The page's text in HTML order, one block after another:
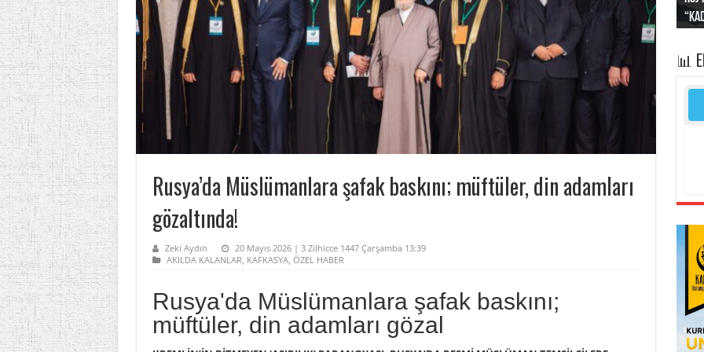
Rusya’da Müslümanlara şafak baskını; müftüler, din adamları
gözaltında!
Zeki Aydın
20 Mayıs 2026 | 3 Zilhicce 1447 Çarşamba 13:39
AKILDA KALANLAR, KAFKASYA, ÖZEL HABER
Rusya'da Müslümanlara şafak baskını;
müftüler, din adamları gözal
📊